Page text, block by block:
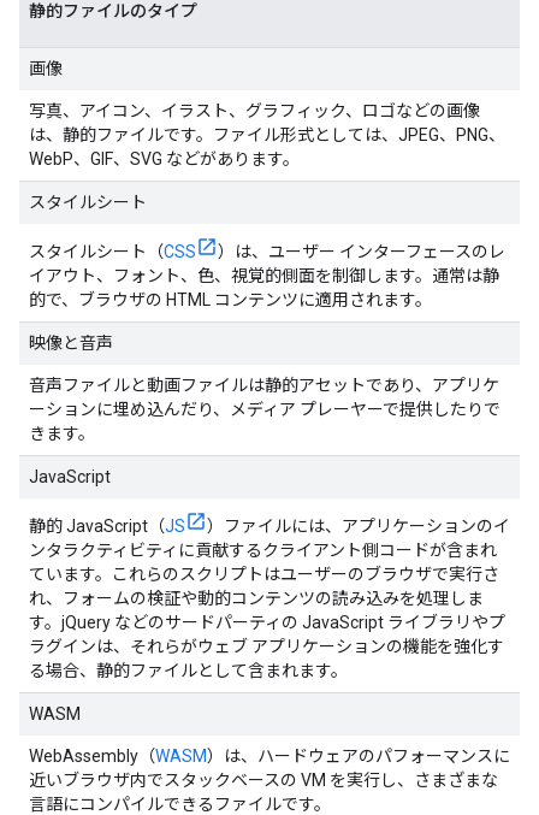
静的ファイルのタイプ
画像
写真、アイコン、イラスト、グラフィック、ロゴなどの画像
は、静的ファイルです。ファイル形式としては、JPEG、PNG、
WebP、GIF、SVG などがあります。
スタイルシート
スタイルシート（CSS
）は、ユーザー インターフェースのレ
イアウト、フォント、色、視覚的側面を制御します。通常は静
的で、ブラウザの HTML コンテンツに適用されます。
映像と音声
音声ファイルと動画ファイルは静的アセットであり、アプリケ
ーションに埋め込んだり、メディア プレーヤーで提供したりで
きます。
JavaScript
静的 JavaScript（JS
）ファイルには、アプリケーションのイ
ンタラクティビティに貢献するクライアント側コードが含まれ
ています。これらのスクリプトはユーザーのブラウザで実行さ
れ、フォームの検証や動的コンテンツの読み込みを処理しま
す。jQuery などのサードパーティの JavaScript ライブラリやプ
ラグインは、それらがウェブ アプリケーションの機能を強化す
る場合、静的ファイルとして含まれます。
WASM
WebAssembly（WASM）は、ハードウェアのパフォーマンスに
近いブラウザ内でスタックベースの VM を実行し、さまざまな
言語にコンパイルできるファイルです。